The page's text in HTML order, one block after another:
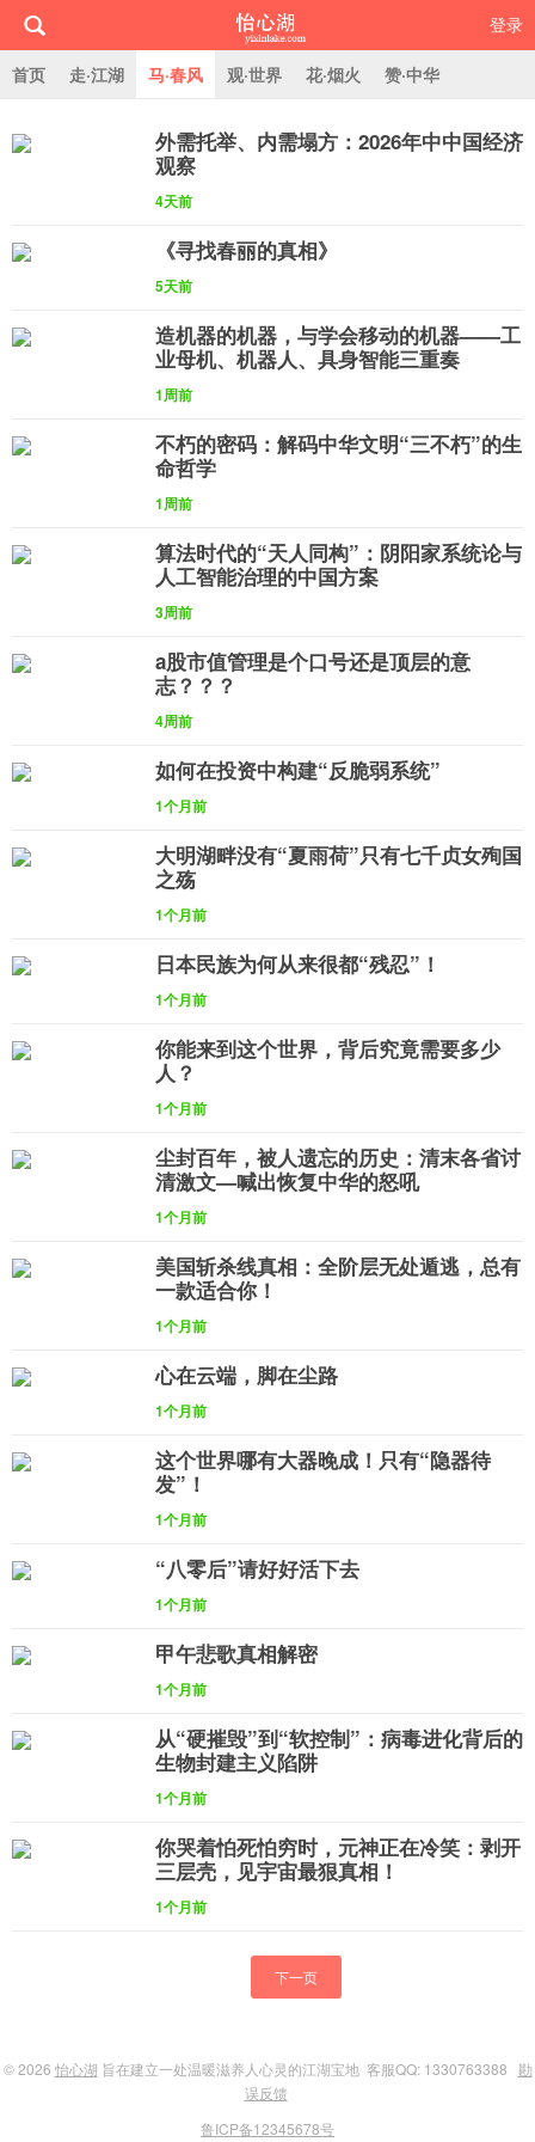
首页 走·江湖 马·春风 观·世界 花·烟火 赞·中华
登录
外需托举、内需塌方：2026年中中国经济
观察
4天前
《寻找春丽的真相》
5天前
造机器的机器，与学会移动的机器——工
业母机、机器人、具身智能三重奏
1周前
不朽的密码：解码中华文明“三不朽”的生
命哲学
1周前
算法时代的“天人同构”：阴阳家系统论与
人工智能治理的中国方案
3周前
a股市值管理是个口号还是顶层的意
志？？？
4周前
如何在投资中构建“反脆弱系统”
1个月前
大明湖畔没有“夏雨荷”只有七千贞女殉国
之殇
1个月前
日本民族为何从来很都“残忍”！
1个月前
你能来到这个世界，背后究竟需要多少
人？
1个月前
尘封百年，被人遗忘的历史：清末各省讨
清激文—喊出恢复中华的怒吼
1个月前
美国斩杀线真相：全阶层无处遁逃，总有
一款适合你！
1个月前
心在云端，脚在尘路
1个月前
这个世界哪有大器晚成！只有“隐器待
发”！
1个月前
“八零后”请好好活下去
1个月前
甲午悲歌真相解密
1个月前
从“硬摧毁”到“软控制”：病毒进化背后的
生物封建主义陷阱
1个月前
你哭着怕死怕穷时，元神正在冷笑：剥开
三层壳，见宇宙最狠真相！
1个月前
下一页
© 2026 怡心湖 旨在建立一处温暖滋养人心灵的江湖宝地 客服QQ: 1330763388 勘
误反馈
鲁ICP备12345678号